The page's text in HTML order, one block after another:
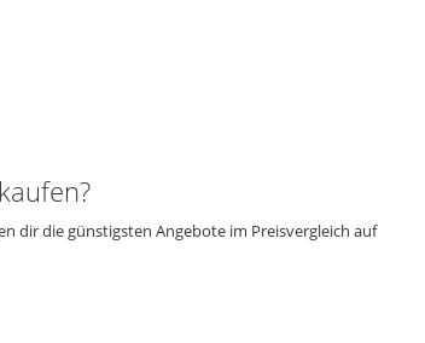
dir die günstigsten Angebote im Preisvergleich auf